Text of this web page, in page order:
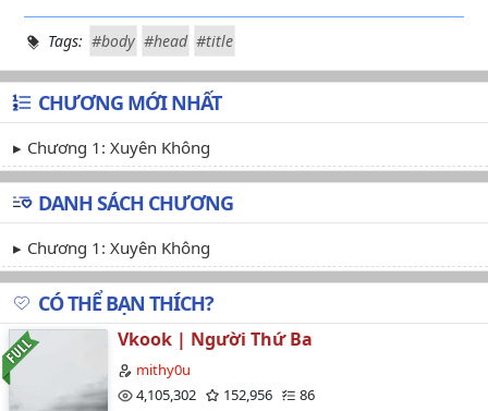
Tags: #body #head #title
CHƯƠNG MỚI NHẤT
Chương 1: Xuyên Không
DANH SÁCH CHƯƠNG
Chương 1: Xuyên Không
CÓ THỂ BẠN THÍCH?
Vkook | Người Thứ Ba
mithy0u
4,105,302
152,956
86